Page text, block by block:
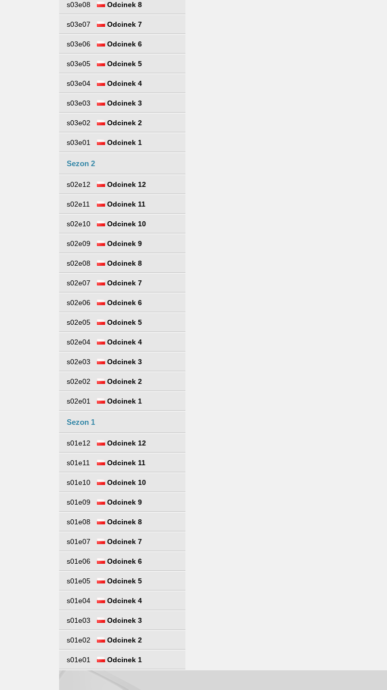
s03e08 Odcinek 8
s03e07 Odcinek 7
s03e06 Odcinek 6
s03e05 Odcinek 5
s03e04 Odcinek 4
s03e03 Odcinek 3
s03e02 Odcinek 2
s03e01 Odcinek 1
Sezon 2
s02e12 Odcinek 12
s02e11 Odcinek 11
s02e10 Odcinek 10
s02e09 Odcinek 9
s02e08 Odcinek 8
s02e07 Odcinek 7
s02e06 Odcinek 6
s02e05 Odcinek 5
s02e04 Odcinek 4
s02e03 Odcinek 3
s02e02 Odcinek 2
s02e01 Odcinek 1
Sezon 1
s01e12 Odcinek 12
s01e11 Odcinek 11
s01e10 Odcinek 10
s01e09 Odcinek 9
s01e08 Odcinek 8
s01e07 Odcinek 7
s01e06 Odcinek 6
s01e05 Odcinek 5
s01e04 Odcinek 4
s01e03 Odcinek 3
s01e02 Odcinek 2
s01e01 Odcinek 1